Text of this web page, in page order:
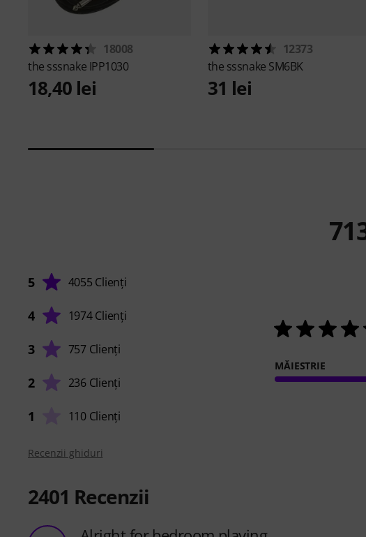
18008
the sssnake IPP1030
18,40 lei
12373
the sssnake SM6BK
31 lei
5 4055 Clienți
4 1974 Clienți
3 757 Clienți
2 236 Clienți
1 110 Clienți
MĂIESTRIE
Recenzii ghiduri
2401 Recenzii